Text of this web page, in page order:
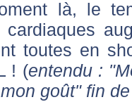
là, le
toutes en
! (entendu :
goût" fin